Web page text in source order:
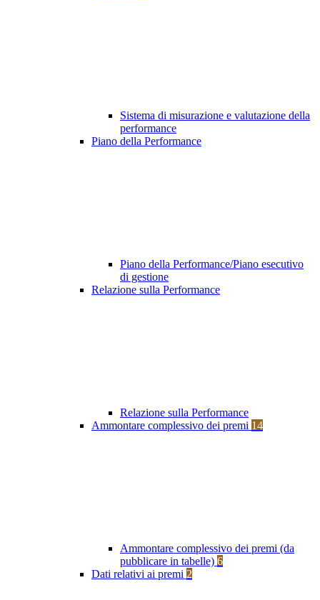
Sistema di misurazione e valutazione della
performance
Piano della Performance
Piano della Performance/Piano esecutivo
di gestione
Relazione sulla Performance
Relazione sulla Performance
Ammontare complessivo dei premi 14
Ammontare complessivo dei premi (da
pubblicare in tabelle) 6
Dati relativi ai premi 2